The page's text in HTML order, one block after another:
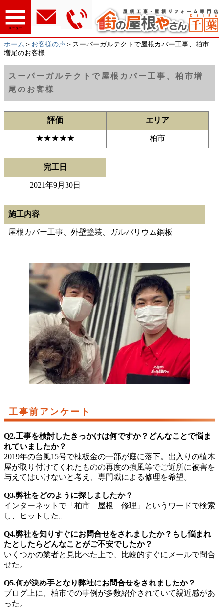
メニュー
ホーム ＞ お客様の声 ＞スーパーガルテクトで屋根カバー工事、柏市
増尾のお客様.....
スーパーガルテクトで屋根カバー工事、柏市増
尾のお客様
評価
★★★★★
エリア
柏市
完工日
2021年9月30日
施工内容
屋根カバー工事、外壁塗装、ガルバリウム鋼板
工事前アンケート
Q2.工事を検討したきっかけは何ですか？どんなことで悩ま
れていましたか？
2019年の台風15号で棟板金の一部が庭に落下。出入りの植木
屋が取り付けてくれたものの再度の強風等でご近所に被害を
与えてはいけないと考え、専門職による修理を希望。
Q3.弊社をどのように探しましたか？
インターネットで「柏市 屋根 修理」というワードで検索
し、ヒットした。
Q4.弊社を知りすぐにお問合せをされましたか？もし悩まれ
たとしたらどんなことがご不安でしたか？
いくつかの業者と見比べた上で、比較的すぐにメールで問合
せた。
Q5.何が決め手となり弊社にお問合せをされましたか？
ブログ上に、柏市での事例が多数紹介されていて親近感があ
った。